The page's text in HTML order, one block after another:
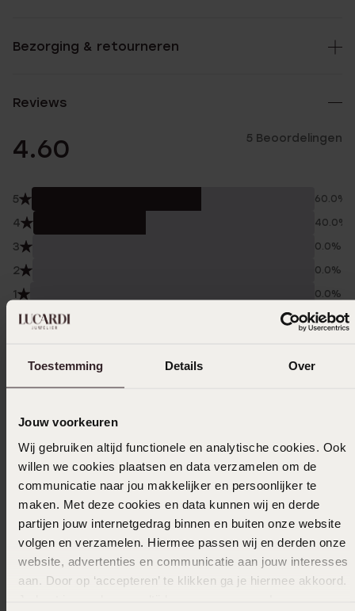
Toestemming Details Over
Jouw voorkeuren
Wij gebruiken altijd functionele en analytische cookies. Ook
willen we cookies plaatsen en data verzamelen om de
communicatie naar jou makkelijker en persoonlijker te
maken. Met deze cookies en data kunnen wij en derde
partijen jouw internetgedrag binnen en buiten onze website
volgen en verzamelen. Hiermee passen wij en derden onze
website, advertenties en communicatie aan jouw interesses
aan. Door op ‘accepteren’ te klikken ga je hiermee akkoord.
Bezorging & retourneren
Reviews
4.60 5 Beoordelingen
5 60.0%
4 40.0%
3 0.0%
2 0.0%
1 0.0%
Verzameld onder de
14-12-2024 - Brugman
10-09-2024 - P F.